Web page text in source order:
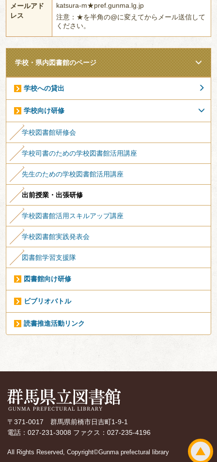
メールアド
レス
katsura-m★pref.gunma.lg.jp
注意：★を半角の@に変えてからメール送信して
ください。
学校・県内図書館のページ
学校への貸出
学校向け研修
学校図書館研修会
学校司書のための学校図書館活用講座
先生のための学校図書館活用講座
出前授業・出張研修
学校図書館活用スキルアップ講座
学校図書館実践発表会
図書館学習支援隊
図書館向け研修
ビブリオバトル
読書推進活動リンク
〒371-0017 群馬県前橋市日吉町1-9-1
電話：027-231-3008 ファクス：027-235-4196
All Rights Reserved, Copyright©Gunma prefectural library